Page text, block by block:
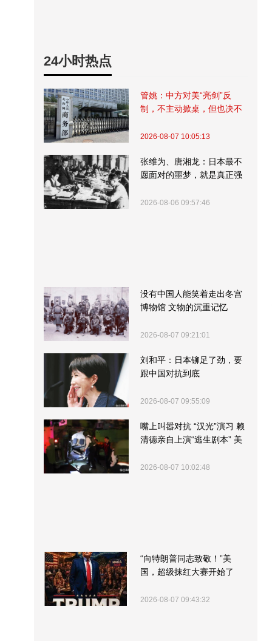
24小时热点
管姚：中方对美“亮剑”反
制，不主动掀桌，但也决不
2026-08-07 10:05:13
张维为、唐湘龙：日本最不
愿面对的噩梦，就是真正强
2026-08-06 09:57:46
没有中国人能笑着走出冬宫
博物馆 文物的沉重记忆
2026-08-07 09:21:01
刘和平：日本铆足了劲，要
跟中国对抗到底
2026-08-07 09:55:09
嘴上叫嚣对抗 “汉光”演习 赖
清德亲自上演“逃生剧本” 美
2026-08-07 10:02:48
“向特朗普同志致敬！”美
国，超级抹红大赛开始了
2026-08-07 09:43:32